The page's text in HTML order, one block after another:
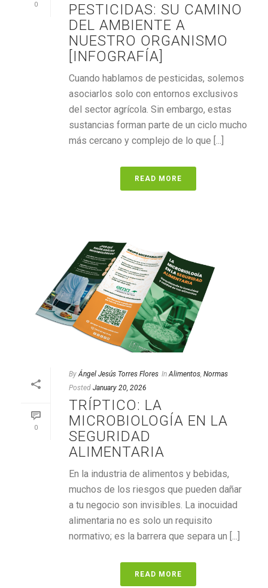
0
PESTICIDAS: SU CAMINO
DEL AMBIENTE A
NUESTRO ORGANISMO
[INFOGRAFÍA]
Cuando hablamos de pesticidas, solemos
asociarlos solo con entornos exclusivos
del sector agrícola. Sin embargo, estas
sustancias forman parte de un ciclo mucho
más cercano y complejo de lo que [...]
READ MORE
0
By Ángel Jesús Torres Flores In Alimentos Normas
Posted January 20, 2026
TRÍPTICO: LA
MICROBIOLOGÍA EN LA
SEGURIDAD
ALIMENTARIA
En la industria de alimentos y bebidas,
muchos de los riesgos que pueden dañar
a tu negocio son invisibles. La inocuidad
alimentaria no es solo un requisito
normativo; es la barrera que separa un [...]
READ MORE